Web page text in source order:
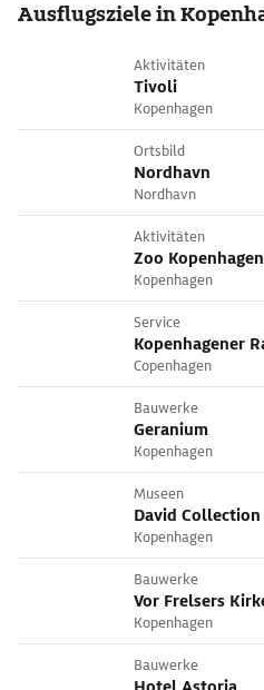
Ausflugsziele in
Aktivitäten
Tivoli
Kopenhagen
Ortsbild
Nordhavn
Nordhavn
Aktivitäten
Zoo Kopenhagen
Kopenhagen
Service
Kopenhagener
Copenhagen
Bauwerke
Geranium
Kopenhagen
Museen
David Collection
Kopenhagen
Bauwerke
Vor Frelsers
Kopenhagen
Bauwerke